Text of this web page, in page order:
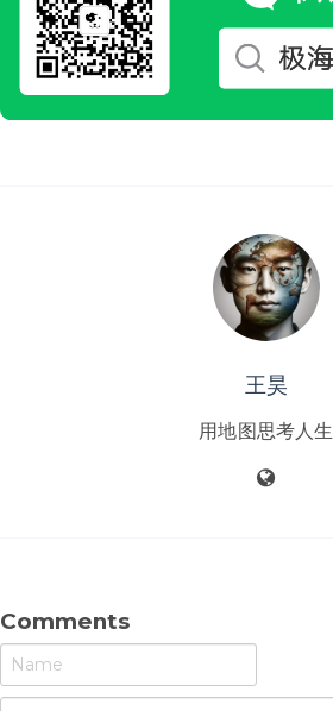
王昊
用地图思考人生
Comments